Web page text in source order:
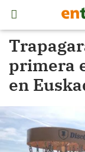
primera
en